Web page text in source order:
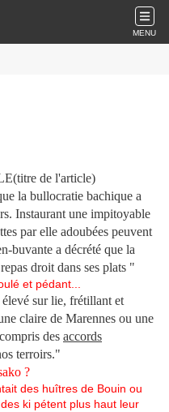
MENU
de l'article)
la bullocratie bachique a
Instaurant une impitoyable
par elle adoubées peuvent
buvante a décrété que la
droit dans ses plats "
et pédant...
sur lie, frétillant et
claire de Marennes ou une
des accords
terroirs."
?
des huîtres de Bouin ou
ki pétent plus haut leur